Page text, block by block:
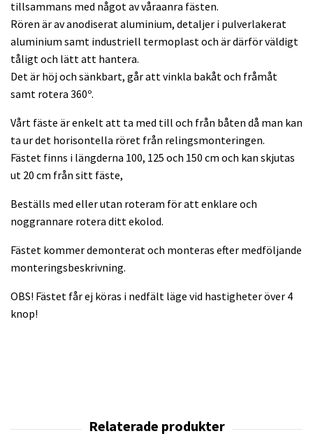
tillsammans med något av våraanra fästen.
Rören är av anodiserat aluminium, detaljer i pulverlakerat
aluminium samt industriell termoplast och är därför väldigt
tåligt och lätt att hantera.
Det är höj och sänkbart, går att vinkla bakåt och fråmåt
samt rotera 360º.
Vårt fäste är enkelt att ta med till och från båten då man kan
ta ur det horisontella röret från relingsmonteringen.
Fästet finns i längderna 100, 125 och 150 cm och kan skjutas
ut 20 cm från sitt fäste,
Beställs med eller utan roteram för att enklare och
noggrannare rotera ditt ekolod.
Fästet kommer demonterat och monteras efter medföljande
monteringsbeskrivning.
OBS! Fästet får ej köras i nedfält läge vid hastigheter över 4
knop!